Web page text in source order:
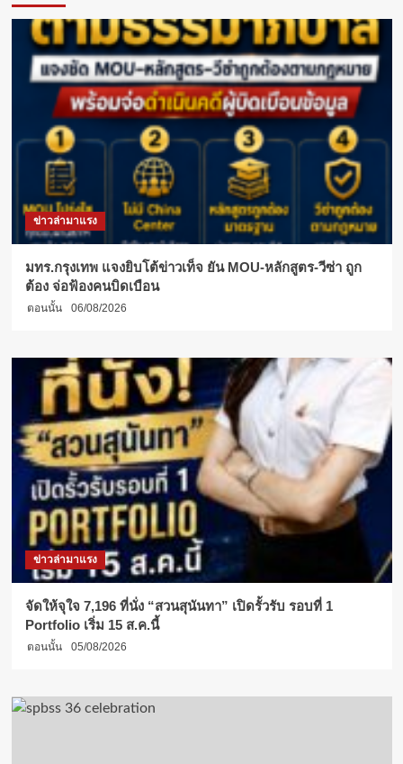
ข่าวล่ามาแรง
มทร.กรุงเทพ แจงยิบโต้ข่าวเท็จ ยัน MOU-หลักสูตร-วีซ่า ถูก
ต้อง จ่อฟ้องคนบิดเบือน
ตอนนั้น 06/08/2026
ข่าวล่ามาแรง
จัดให้จุใจ 7,196 ที่นั่ง “สวนสุนันทา” เปิดรั้วรับ รอบที่ 1
Portfolio เริ่ม 15 ส.ค.นี้
ตอนนั้น 05/08/2026